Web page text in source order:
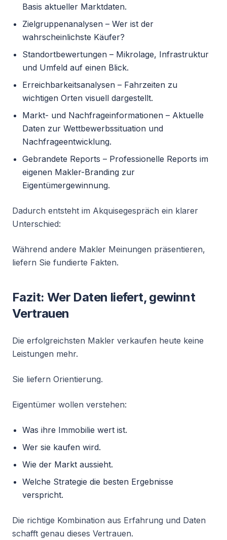
Basis aktueller Marktdaten.
Zielgruppenanalysen – Wer ist der
wahrscheinlichste Käufer?
Standortbewertungen – Mikrolage, Infrastruktur
und Umfeld auf einen Blick.
Erreichbarkeitsanalysen – Fahrzeiten zu
wichtigen Orten visuell dargestellt.
Markt- und Nachfrageinformationen – Aktuelle
Daten zur Wettbewerbssituation und
Nachfrageentwicklung.
Gebrandete Reports – Professionelle Reports im
eigenen Makler-Branding zur
Eigentümergewinnung.
Dadurch entsteht im Akquisegespräch ein klarer
Unterschied:
Während andere Makler Meinungen präsentieren,
liefern Sie fundierte Fakten.
Fazit: Wer Daten liefert, gewinnt
Vertrauen
Die erfolgreichsten Makler verkaufen heute keine
Leistungen mehr.
Sie liefern Orientierung.
Eigentümer wollen verstehen:
Was ihre Immobilie wert ist.
Wer sie kaufen wird.
Wie der Markt aussieht.
Welche Strategie die besten Ergebnisse
verspricht.
Die richtige Kombination aus Erfahrung und Daten
schafft genau dieses Vertrauen.